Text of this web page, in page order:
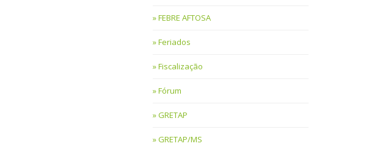
FEBRE AFTOSA
Feriados
Fiscalização
Fórum
GRETAP
GRETAP/MS